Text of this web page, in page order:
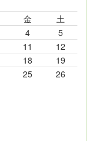
金
土
4
5
11
12
18
19
25
26